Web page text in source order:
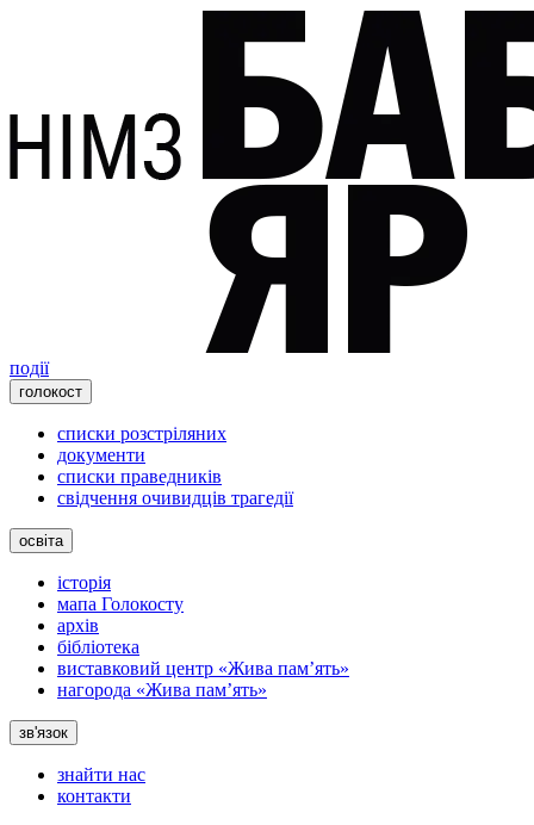
події
голокост
списки розстріляних
документи
списки праведників
свідчення очивидців трагедії
освіта
історія
мапа Голокосту
архів
бібліотека
виставковий центр «Жива пам’ять»
нагорода «Жива пам’ять»
зв'язок
знайти нас
контакти